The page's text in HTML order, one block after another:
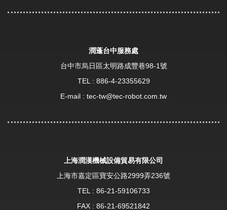
潤蓬台中服務處
台中市烏日區太明路成豐巷98-1號
TEL : 886-4-23355629
E-mail : tec-tw@tec-robot.com.tw
上海潤漢機械設備貿易有限公司
上海市嘉定區寶安公路2999弄236號
TEL : 86-21-59106733
FAX : 86-21-69521842